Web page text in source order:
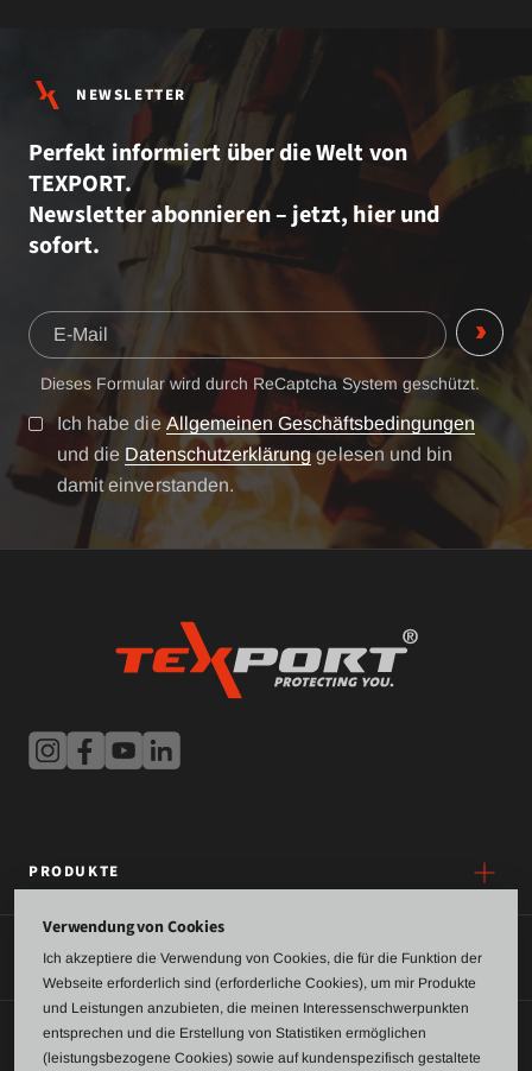
NEWSLETTER
Perfekt informiert über die Welt von
TEXPORT.
Newsletter abonnieren – jetzt, hier und
sofort.
Dieses Formular wird durch ReCaptcha System geschützt.
Ich habe die Allgemeinen Geschäftsbedingungen
und die Datenschutzerklärunggelesen und bin
damit einverstanden.
PRODUKTE
SERVICE
ÜBER UNS
Verwendung von Cookies
Ich akzeptiere die Verwendung von Cookies, die für die Funktion der
Webseite erforderlich sind (erforderliche Cookies), um mir Produkte
und Leistungen anzubieten, die meinen Interessenschwerpunkten
entsprechen und die Erstellung von Statistiken ermöglichen
(leistungsbezogene Cookies) sowie auf kundenspezifisch gestaltete